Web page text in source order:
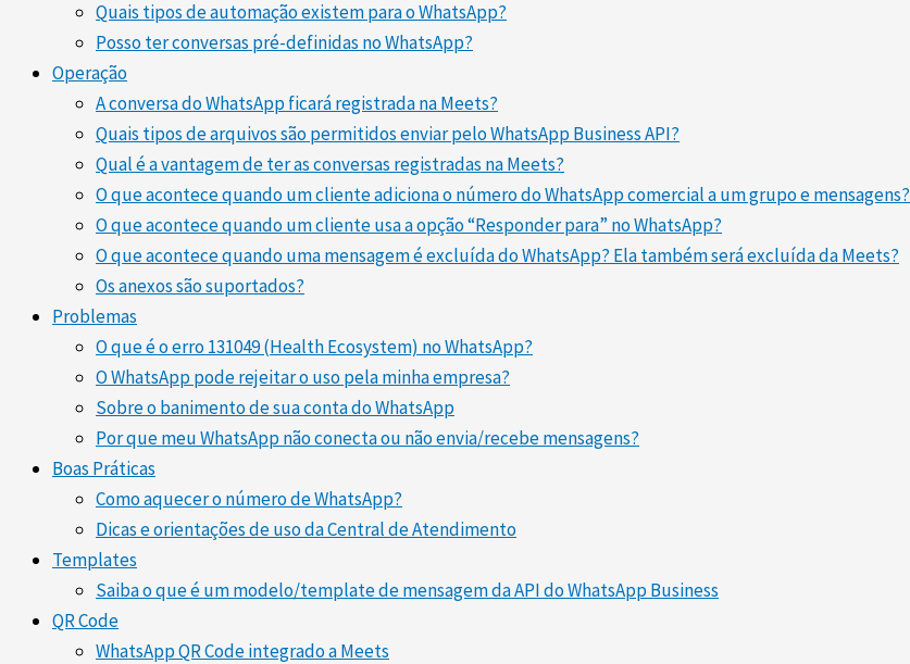
Quais tipos de automação existem para o WhatsApp?
Posso ter conversas pré-definidas no WhatsApp?
Operação
A conversa do WhatsApp ficará registrada na Meets?
Quais tipos de arquivos são permitidos enviar pelo WhatsApp Business API?
Qual é a vantagem de ter as conversas registradas na Meets?
O que acontece quando um cliente adiciona o número do WhatsApp comercial a um grupo e mensagens?
O que acontece quando um cliente usa a opção “Responder para” no WhatsApp?
O que acontece quando uma mensagem é excluída do WhatsApp? Ela também será excluída da Meets?
Os anexos são suportados?
Problemas
O que é o erro 131049 (Health Ecosystem) no WhatsApp?
O WhatsApp pode rejeitar o uso pela minha empresa?
Sobre o banimento de sua conta do WhatsApp
Por que meu WhatsApp não conecta ou não envia/recebe mensagens?
Boas Práticas
Como aquecer o número de WhatsApp?
Dicas e orientações de uso da Central de Atendimento
Templates
Saiba o que é um modelo/template de mensagem da API do WhatsApp Business
QR Code
WhatsApp QR Code integrado a Meets